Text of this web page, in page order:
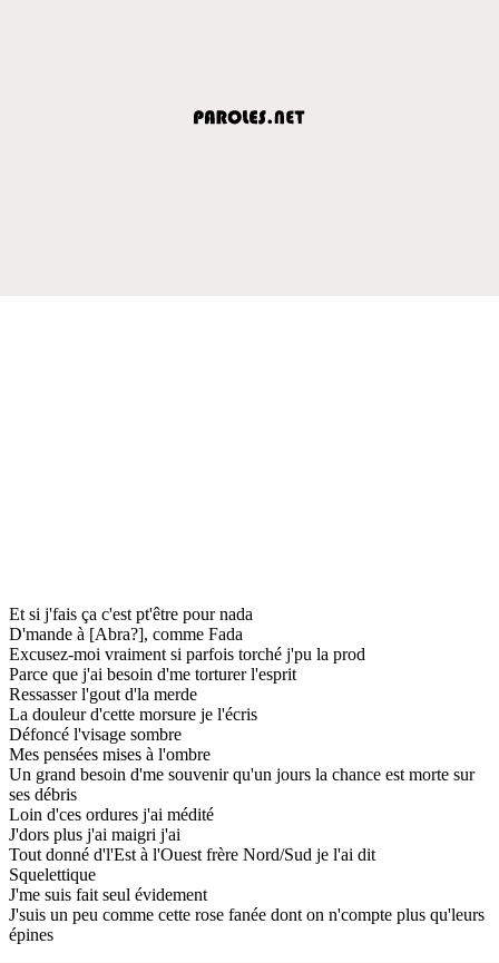
Et si j'fais ça c'est pt'être pour nada
D'mande à [Abra?], comme Fada
Excusez-moi vraiment si parfois torché j'pu la prod
Parce que j'ai besoin d'me torturer l'esprit
Ressasser l'gout d'la merde
La douleur d'cette morsure je l'écris
Défoncé l'visage sombre
Mes pensées mises à l'ombre
Un grand besoin d'me souvenir qu'un jours la chance est morte sur
ses débris
Loin d'ces ordures j'ai médité
J'dors plus j'ai maigri j'ai
Tout donné d'l'Est à l'Ouest frère Nord/Sud je l'ai dit
Squelettique
J'me suis fait seul évidement
J'suis un peu comme cette rose fanée dont on n'compte plus qu'leurs
épines